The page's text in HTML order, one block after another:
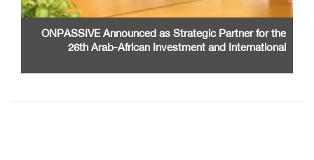
ONPASSIVE Announced as Strategic Partner for the
26th Arab-African Investment and International